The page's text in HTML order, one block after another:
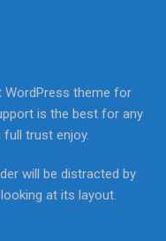
WordPress theme for
is the best for any
full trust enjoy.
will be distracted by
at its layout.